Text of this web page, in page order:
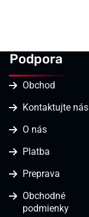
Podpora
Obchod
Kontaktujte nás
O nás
Platba
Preprava
Obchodné
podmienky